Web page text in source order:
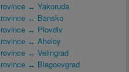
↔ Yakoruda
↔ Bansko
↔ Plovdiv
↔ Aheloy
↔ Velingrad
↔ Blagoevgrad